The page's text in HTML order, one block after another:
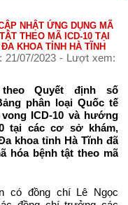
NHẬT ỨNG DỤNG MÃ
THEO MÃ ICD-10 TẠI
KHOA TỈNH HÀ TĨNH
21/07/2023 - Lượt xem:
Quyết định số
phân loại Quốc tế
ICD-10 và hướng
tại các cơ sở khám,
khoa tỉnh Hà Tĩnh đã
hóa bệnh tật theo mã
có đồng chí Lê Ngọc